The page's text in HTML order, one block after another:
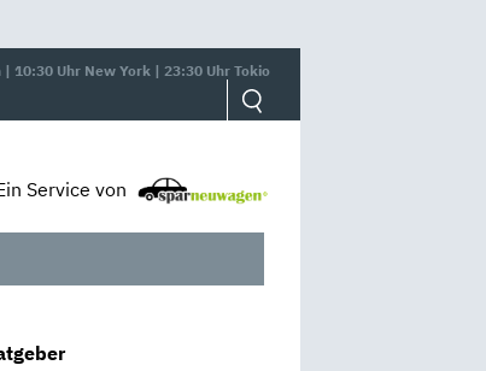
10:30 Uhr New York | 23:30 Uhr Tokio
Service von